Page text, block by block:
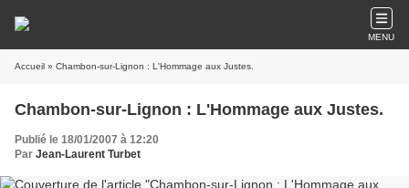
MENU
Accueil » Chambon-sur-Lignon : L'Hommage aux Justes.
Chambon-sur-Lignon : L'Hommage aux Justes.
Publié le 18/01/2007 à 12:20
Par Jean-Laurent Turbet